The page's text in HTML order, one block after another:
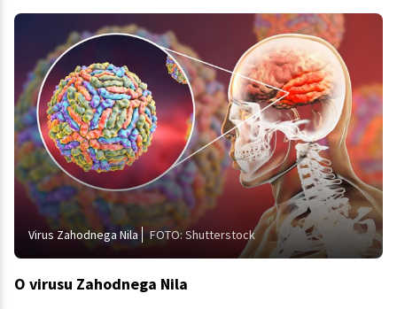
Virus Zahodnega Nila FOTO: Shutterstock
O virusu Zahodnega Nila